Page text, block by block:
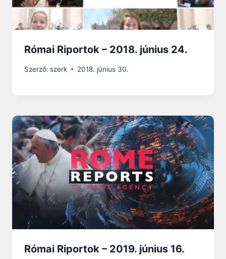
Római Riportok – 2018. június 24.
Szerző: szerk 2018. június 30.
Római Riportok – 2019. június 16.